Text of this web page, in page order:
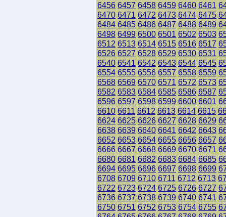
6456 6457 6458 6459 6460 6461
6470 6471 6472 6473 6474 6475
6484 6485 6486 6487 6488 6489
6498 6499 6500 6501 6502 6503
6512 6513 6514 6515 6516 6517
6526 6527 6528 6529 6530 6531
6540 6541 6542 6543 6544 6545
6554 6555 6556 6557 6558 6559
6568 6569 6570 6571 6572 6573
6582 6583 6584 6585 6586 6587
6596 6597 6598 6599 6600 6601
6610 6611 6612 6613 6614 6615
6624 6625 6626 6627 6628 6629
6638 6639 6640 6641 6642 6643
6652 6653 6654 6655 6656 6657
6666 6667 6668 6669 6670 6671
6680 6681 6682 6683 6684 6685
6694 6695 6696 6697 6698 6699
6708 6709 6710 6711 6712 6713
6722 6723 6724 6725 6726 6727
6736 6737 6738 6739 6740 6741
6750 6751 6752 6753 6754 6755